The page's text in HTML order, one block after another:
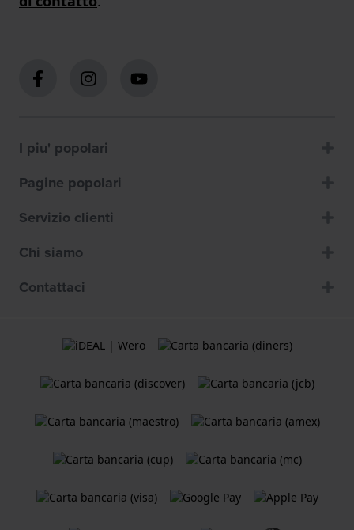
I piu' popolari
Pagine popolari
Servizio clienti
Chi siamo
Contattaci